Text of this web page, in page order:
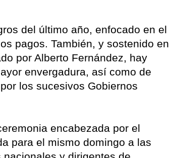
del último año, enfocado en el
pagos. También, y sostenido en
por Alberto Fernández, hay
envergadura, así como de
los sucesivos Gobiernos
encabezada por el
para el mismo domingo a las